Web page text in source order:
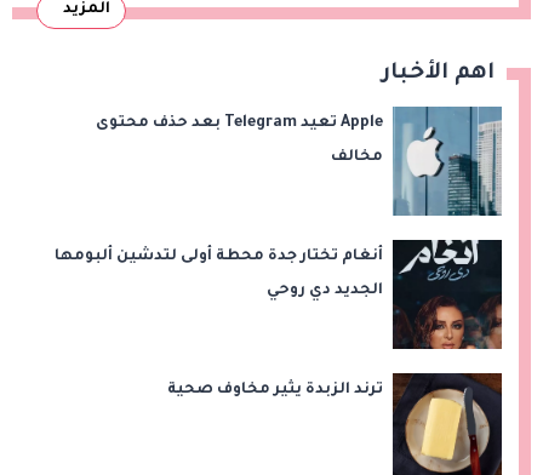
المزيد
اهم الأخبار
Apple تعيد Telegram بعد حذف محتوى
مخالف
أنغام تختار جدة محطة أولى لتدشين ألبومها
الجديد دي روحي
ترند الزبدة يثير مخاوف صحية